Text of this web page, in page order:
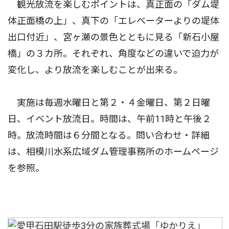
観光放流を楽しむポイントは、真正面の「ダム堤
体正面橋の上」、真下の「エレベーターよりの堤体
出口付近」、宮ヶ瀬の景色とともに見る「新石小屋
橋」の３カ所。それぞれ、角度などの違いで迫力が
変化し、より放流を楽しむことが出来る。
実施は毎週水曜日と第２・４金曜日、第２日曜
日、イベント放流日。時間は、午前11時と午後２
時。放流時間は６分間となる。問い合わせ・詳細
は、相模川水系広域ダム管理事務所のホームページ
を参照。